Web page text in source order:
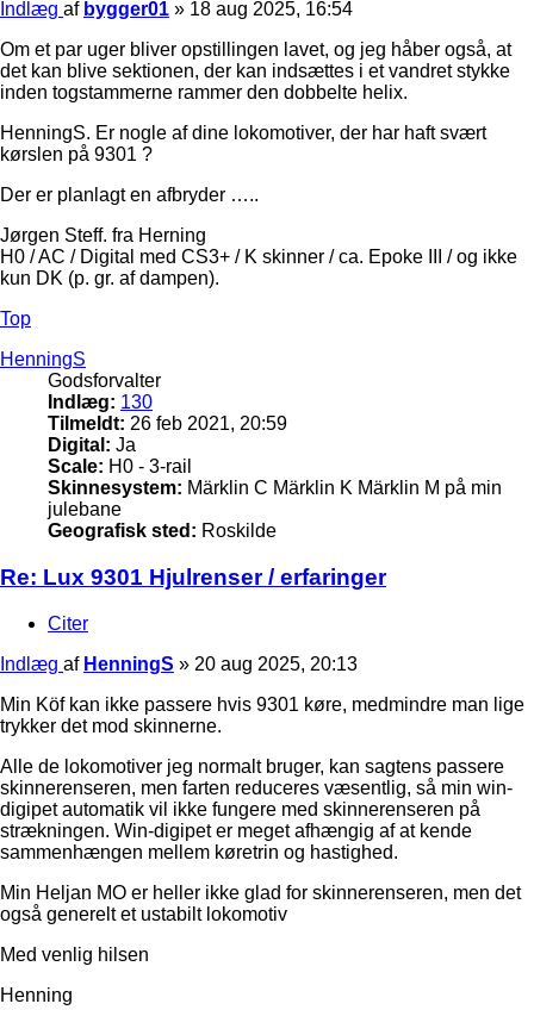
Indlæg af bygger01 » 18 aug 2025, 16:54
Om et par uger bliver opstillingen lavet, og jeg håber også, at
det kan blive sektionen, der kan indsættes i et vandret stykke
inden togstammerne rammer den dobbelte helix.
HenningS. Er nogle af dine lokomotiver, der har haft svært
kørslen på 9301 ?
Der er planlagt en afbryder …..
Jørgen Steff. fra Herning
H0 / AC / Digital med CS3+ / K skinner / ca. Epoke III / og ikke
kun DK (p. gr. af dampen).
Top
HenningS
Godsforvalter
Indlæg: 130
Tilmeldt: 26 feb 2021, 20:59
Digital: Ja
Scale: H0 - 3-rail
Skinnesystem: Märklin C Märklin K Märklin M på min
julebane
Geografisk sted: Roskilde
Re: Lux 9301 Hjulrenser / erfaringer
Citer
Indlæg af HenningS » 20 aug 2025, 20:13
Min Köf kan ikke passere hvis 9301 køre, medmindre man lige
trykker det mod skinnerne.
Alle de lokomotiver jeg normalt bruger, kan sagtens passere
skinnerenseren, men farten reduceres væsentlig, så min win-
digipet automatik vil ikke fungere med skinnerenseren på
strækningen. Win-digipet er meget afhængig af at kende
sammenhængen mellem køretrin og hastighed.
Min Heljan MO er heller ikke glad for skinnerenseren, men det
også generelt et ustabilt lokomotiv
Med venlig hilsen
Henning